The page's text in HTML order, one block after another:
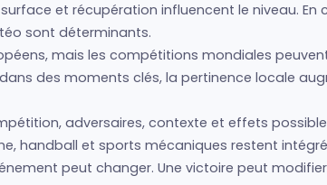
et récupération influencent le niveau.
sont déterminants.
mais les compétitions mondiales
des moments clés, la pertinence locale
adversaires, contexte et effets
handball et sports mécaniques restent
peut changer. Une victoire peut